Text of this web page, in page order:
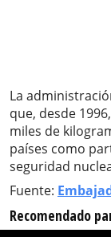
La
que, desde
miles de
países como
seguridad
Fuente:
Recomendado